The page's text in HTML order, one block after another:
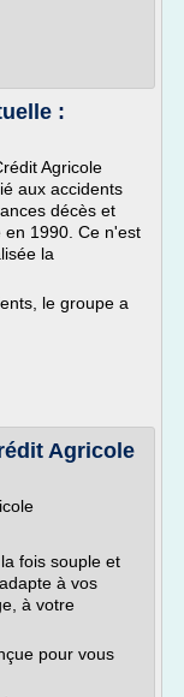
:
Agricole
aux accidents
décès et
en 1990. Ce n'est
la
le groupe a
Agricole
fois souple et
à vos
à votre
pour vous